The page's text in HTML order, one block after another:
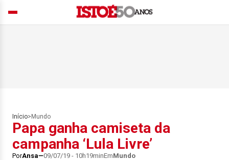
Início> Mundo
Papa ganha camiseta da
campanha ‘Lula Livre’
PorAnsa 09/07/19 - 10h19minEmMundo